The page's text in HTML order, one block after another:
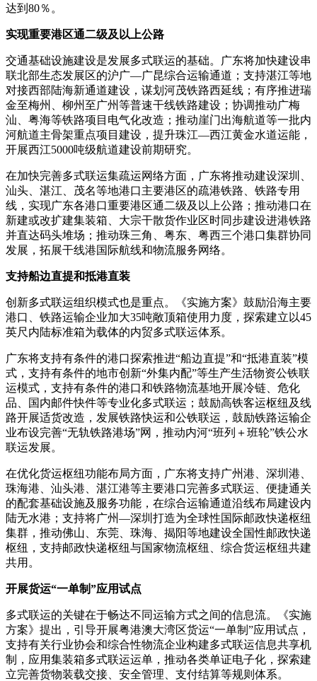
达到80％。
实现重要港区通二级及以上公路
交通基础设施建设是发展多式联运的基础。广东将加快建设串
联北部生态发展区的沪广—广昆综合运输通道；支持湛江等地
对接西部陆海新通道建设，谋划河茂铁路西延线；有序推进瑞
金至梅州、柳州至广州等普速干线铁路建设；协调推动广梅
汕、粤海等铁路项目电气化改造；推动崖门出海航道等一批内
河航道主骨架重点项目建设，提升珠江—西江黄金水道运能，
开展西江5000吨级航道建设前期研究。
在加快完善多式联运集疏运网络方面，广东将推动建设深圳、
汕头、湛江、茂名等地港口主要港区的疏港铁路、铁路专用
线，实现广东各港口重要港区通二级及以上公路；推动港口在
新建或改扩建集装箱、大宗干散货作业区时同步建设进港铁路
并直达码头堆场；推动珠三角、粤东、粤西三个港口集群协同
发展，拓展干线港国际航线和物流服务网络。
支持船边直提和抵港直装
创新多式联运组织模式也是重点。《实施方案》鼓励沿海主要
港口、铁路运输企业加大35吨敞顶箱使用力度，探索建立以45
英尺内陆标准箱为载体的内贸多式联运体系。
广东将支持有条件的港口探索推进“船边直提”和“抵港直装”模
式，支持有条件的地市创新“外集内配”等生产生活物资公铁联
运模式，支持有条件的港口和铁路物流基地开展冷链、危化
品、国内邮件快件等专业化多式联运；鼓励高铁客运枢纽及线
路开展适货改造，发展铁路快运和公铁联运，鼓励铁路运输企
业布设完善“无轨铁路港场”网，推动内河“班列＋班轮”铁公水
联运发展。
在优化货运枢纽功能布局方面，广东将支持广州港、深圳港、
珠海港、汕头港、湛江港等主要港口完善多式联运、便捷通关
的配套基础设施及服务功能，在综合运输通道沿线布局建设内
陆无水港；支持将广州—深圳打造为全球性国际邮政快递枢纽
集群，推动佛山、东莞、珠海、揭阳等地建设全国性邮政快递
枢纽，支持邮政快递枢纽与国家物流枢纽、综合货运枢纽共建
共用。
开展货运“一单制”应用试点
多式联运的关键在于畅达不同运输方式之间的信息流。《实施
方案》提出，引导开展粤港澳大湾区货运“一单制”应用试点，
支持有关行业协会和综合性物流企业构建多式联运信息共享机
制，应用集装箱多式联运运单，推动各类单证电子化，探索建
立完善货物装载交接、安全管理、支付结算等规则体系。